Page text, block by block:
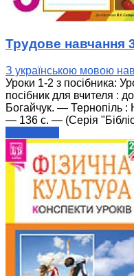
Трудове навчання
З українською мовою
Уроки 1-2 з посібника:
посібник для вчителя :
Богайчук. — Тернопіль :
— 136 с. — (Серія